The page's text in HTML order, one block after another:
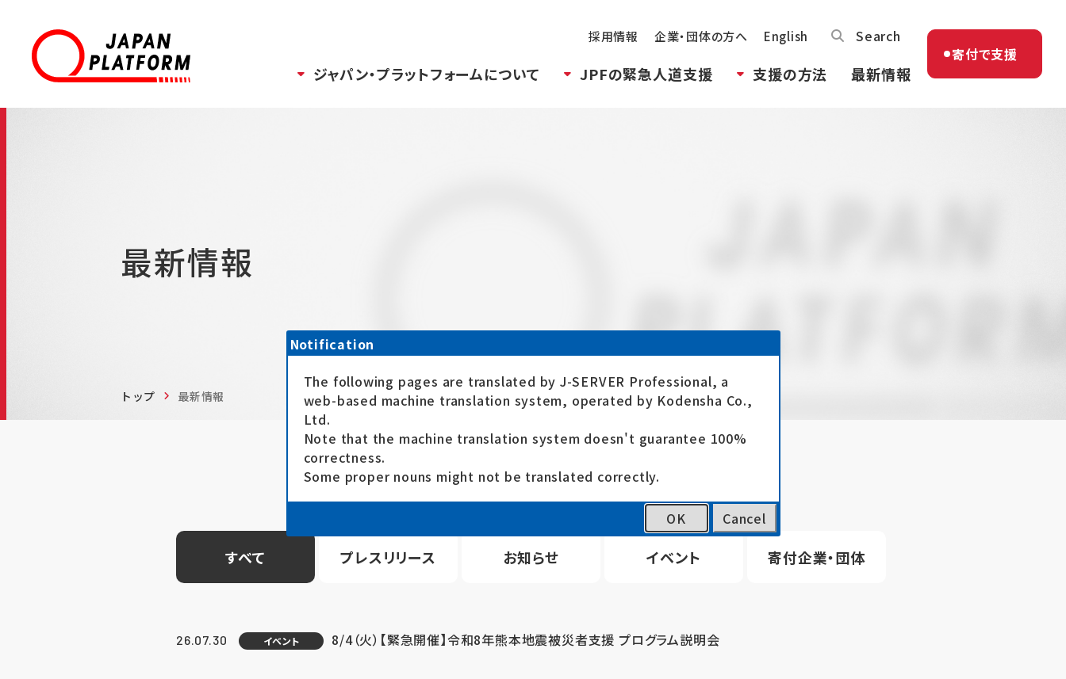
採用情報 企業・団体の方へ English Search
ジャパン・プラットフォームについて JPFの緊急人道支援 支援の方法 最新情報
寄付で支援
最新情報
トップ 最新情報
すべて プレスリリース お知らせ イベント 寄付企業・団体
26.07.30 イベント 8/4（火）【緊急開催】令和8年熊本地震被災者支援 プログラム説明会
Notification
The following pages are translated by J-SERVER Professional, a
web-based machine translation system, operated by Kodensha Co.,
Ltd.
Note that the machine translation system doesn't guarantee 100%
correctness.
Some proper nouns might not be translated correctly.
OK Cancel